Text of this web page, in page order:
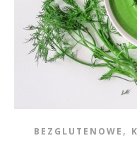
BEZGLUTENOWE ,